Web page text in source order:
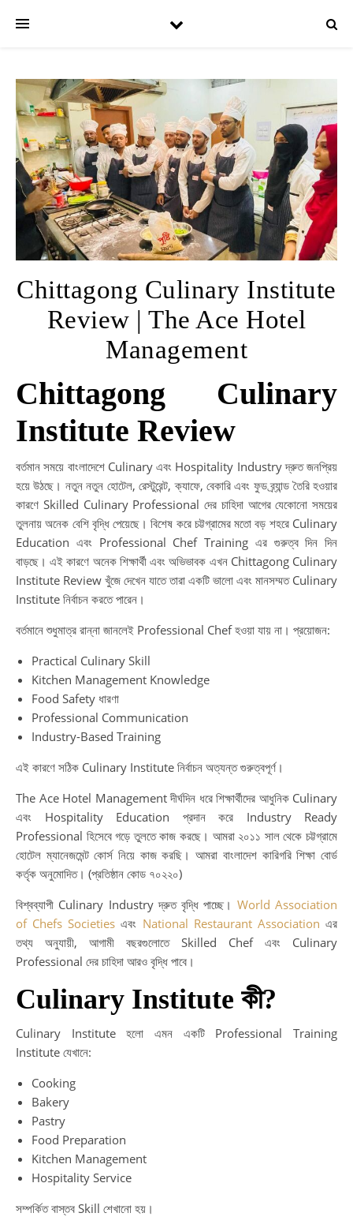
Chittagong Culinary Institute
Review | The Ace Hotel
Management
Chittagong Culinary
Institute Review
বর্তমান সময়ে বাংলাদেশে Culinary এবং Hospitality Industry দ্রুত জনপ্রিয়
হয়ে উঠছে। নতুন নতুন হোটেল, রেস্টুরেন্ট, ক্যাফে, বেকারি এবং ফুড ব্র্যান্ড তৈরি হওয়ার
কারণে Skilled Culinary Professional দের চাহিদা আগের যেকোনো সময়ের
তুলনায় অনেক বেশি বৃদ্ধি পেয়েছে। বিশেষ করে চট্টগ্রামের মতো বড় শহরে Culinary
Education এবং Professional Chef Training এর গুরুত্ব দিন দিন
বাড়ছে। এই কারণে অনেক শিক্ষার্থী এবং অভিভাবক এখন Chittagong Culinary
Institute Review খুঁজে দেখেন যাতে তারা একটি ভালো এবং মানসম্মত Culinary
Institute নির্বাচন করতে পারেন।
বর্তমানে শুধুমাত্র রান্না জানলেই Professional Chef হওয়া যায় না। প্রয়োজন:
Practical Culinary Skill
Kitchen Management Knowledge
Food Safety ধারণা
Professional Communication
Industry-Based Training
এই কারণে সঠিক Culinary Institute নির্বাচন অত্যন্ত গুরুত্বপূর্ণ।
The Ace Hotel Management দীর্ঘদিন ধরে শিক্ষার্থীদের আধুনিক Culinary
এবং Hospitality Education প্রদান করে Industry Ready
Professional হিসেবে গড়ে তুলতে কাজ করছে। আমরা ২০১১ সাল থেকে চট্টগ্রামে
হোটেল ম্যানেজমেন্ট কোর্স নিয়ে কাজ করছি। আমরা বাংলাদেশ কারিগরি শিক্ষা বোর্ড
কর্তৃক অনুমোদিত। (প্রতিষ্ঠান কোড ৭০২২০)
বিশ্বব্যাপী Culinary Industry দ্রুত বৃদ্ধি পাচ্ছে। World Association
of Chefs Societies এবং National Restaurant Association এর
তথ্য অনুযায়ী, আগামী বছরগুলোতে Skilled Chef এবং Culinary
Professional দের চাহিদা আরও বৃদ্ধি পাবে।
Culinary Institute কী?
Culinary Institute হলো এমন একটি Professional Training
Institute যেখানে:
Cooking
Bakery
Pastry
Food Preparation
Kitchen Management
Hospitality Service
সম্পর্কিত বাস্তব Skill শেখানো হয়।